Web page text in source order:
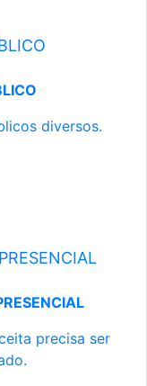
diversos.
precisa ser